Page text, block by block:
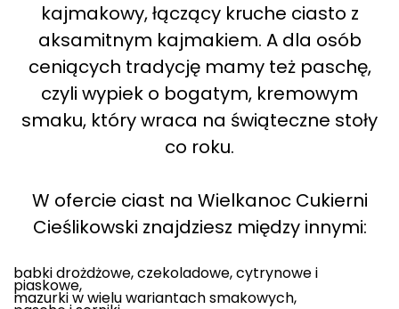
kajmakowy, łączący kruche ciasto z
aksamitnym kajmakiem. A dla osób
ceniących tradycję mamy też paschę,
czyli wypiek o bogatym, kremowym
smaku, który wraca na świąteczne stoły
co roku.
W ofercie ciast na Wielkanoc Cukierni
Cieślikowski znajdziesz między innymi:
babki drożdżowe, czekoladowe, cytrynowe i
piaskowe,
mazurki w wielu wariantach smakowych,